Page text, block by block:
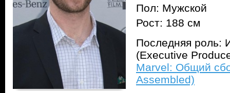
Пол: Мужской
Рост: 188 см
Последняя роль:
(Executive
Marvel: Общий
Assembled)